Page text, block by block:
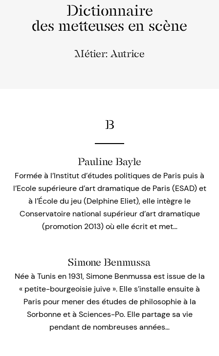
Dictionnaire
des metteuses en scène
Métier: Autrice
B
Pauline Bayle
Formée à l’Institut d’études politiques de Paris puis à
l’Ecole supérieure d’art dramatique de Paris (ESAD) et
à l’École du jeu (Delphine Eliet), elle intègre le
Conservatoire national supérieur d’art dramatique
(promotion 2013) où elle écrit et met…
Simone Benmussa
Née à Tunis en 1931, Simone Benmussa est issue de la
« petite-bourgeoisie juive ». Elle s’installe ensuite à
Paris pour mener des études de philosophie à la
Sorbonne et à Sciences-Po. Elle partage sa vie
pendant de nombreuses années…